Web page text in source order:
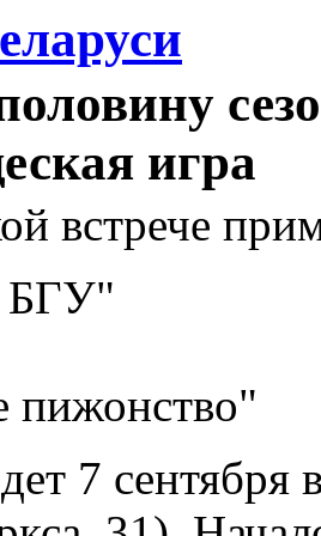
игра
встрече
БГУ"
пижонство"
7 сентября